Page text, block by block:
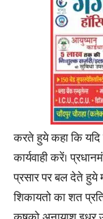
करते हुये कहा कि यदि
कार्यवाही करें।
प्रसार पर बल देते हुये
शिकायतो का शत